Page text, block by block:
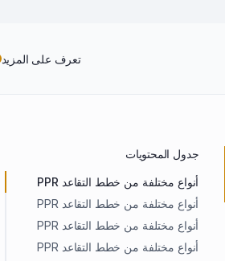
تعرف على المزيد
جدول المحتويات
أنواع مختلفة من خطط التقاعد PPR
أنواع مختلفة من خطط التقاعد PPR
أنواع مختلفة من خطط التقاعد PPR
أنواع مختلفة من خطط التقاعد PPR